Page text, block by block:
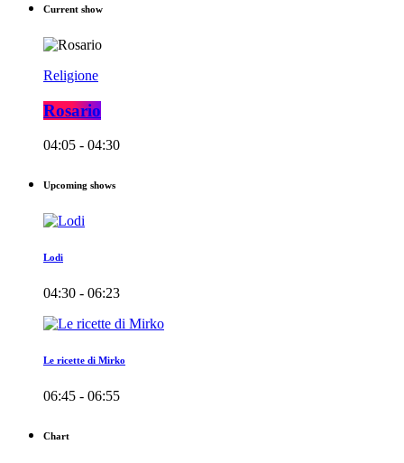
Current show
Religione
Rosario
04:05 - 04:30
Upcoming shows
Lodi
04:30 - 06:23
Le ricette di Mirko
06:45 - 06:55
Chart